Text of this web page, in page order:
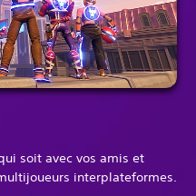
soit avec vos amis et
interplateformes.